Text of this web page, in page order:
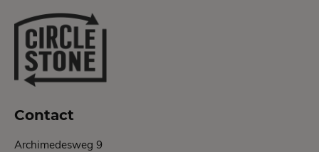
Contact
Archimedesweg 9